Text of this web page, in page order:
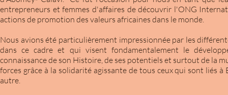
entrepreneurs et femmes d'affaires de découvrir l'ONG
actions de promotion des valeurs africaines dans le monde.
Nous avions été particulièrement impressionnée par les
dans ce cadre et qui visent fondamentalement le
connaissance de son Histoire, de ses potentiels et surtout de la
forces grâce à la solidarité agissante de tous ceux qui sont liés
autre.